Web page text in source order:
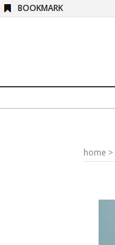
BOOKMARK
home >